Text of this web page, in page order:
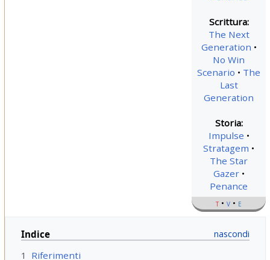
Scrittura:
The Next
Generation
No Win
Scenario
The
Last
Generation
Storia:
Impulse
Stratagem
The Star
Gazer
Penance
t v e
Indice
1
Riferimenti